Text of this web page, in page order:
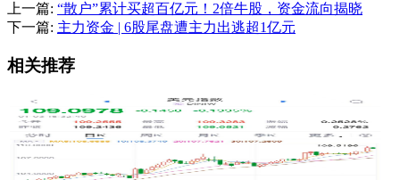
上一篇: “散户”累计买超百亿元！2倍牛股，资金流向揭晓
下一篇: 主力资金 | 6股尾盘遭主力出逃超1亿元
相关推荐